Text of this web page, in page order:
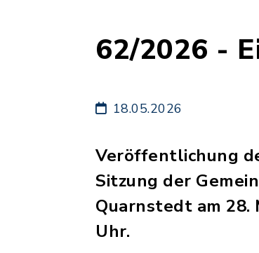
62/2026 -
18.05.2026
Veröffentlichung
Sitzung der
Quarnstedt am 28.
Uhr.